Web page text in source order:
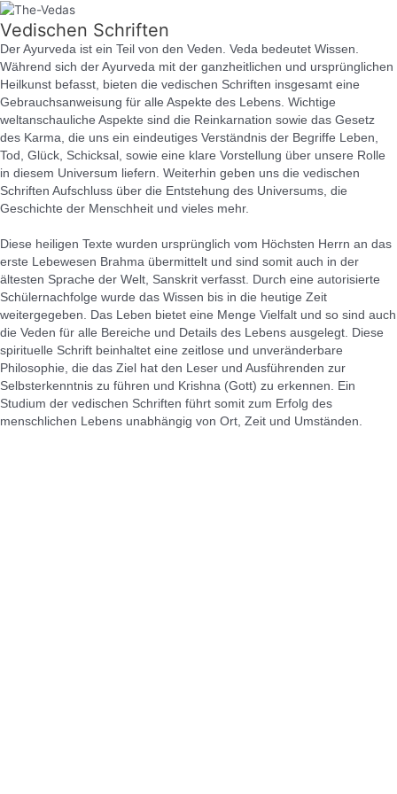
Vedischen Schriften
Der Ayurveda ist ein Teil von den Veden. Veda bedeutet Wissen.
Während sich der Ayurveda mit der ganzheitlichen und ursprünglichen
Heilkunst befasst, bieten die vedischen Schriften insgesamt eine
Gebrauchsanweisung für alle Aspekte des Lebens. Wichtige
weltanschauliche Aspekte sind die Reinkarnation sowie das Gesetz
des Karma, die uns ein eindeutiges Verständnis der Begriffe Leben,
Tod, Glück, Schicksal, sowie eine klare Vorstellung über unsere Rolle
in diesem Universum liefern. Weiterhin geben uns die vedischen
Schriften Aufschluss über die Entstehung des Universums, die
Geschichte der Menschheit und vieles mehr.
Diese heiligen Texte wurden ursprünglich vom Höchsten Herrn an das
erste Lebewesen Brahma übermittelt und sind somit auch in der
ältesten Sprache der Welt, Sanskrit verfasst. Durch eine autorisierte
Schülernachfolge wurde das Wissen bis in die heutige Zeit
weitergegeben. Das Leben bietet eine Menge Vielfalt und so sind auch
die Veden für alle Bereiche und Details des Lebens ausgelegt. Diese
spirituelle Schrift beinhaltet eine zeitlose und unveränderbare
Philosophie, die das Ziel hat den Leser und Ausführenden zur
Selbsterkenntnis zu führen und Krishna (Gott) zu erkennen. Ein
Studium der vedischen Schriften führt somit zum Erfolg des
menschlichen Lebens unabhängig von Ort, Zeit und Umständen.